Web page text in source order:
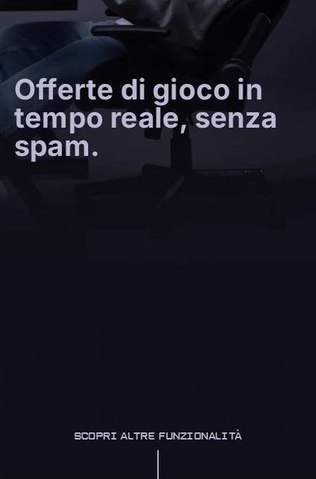
Offerte di gioco in
tempo reale, senza
spam.
SCOPRI ALTRE FUNZIONALITÀ